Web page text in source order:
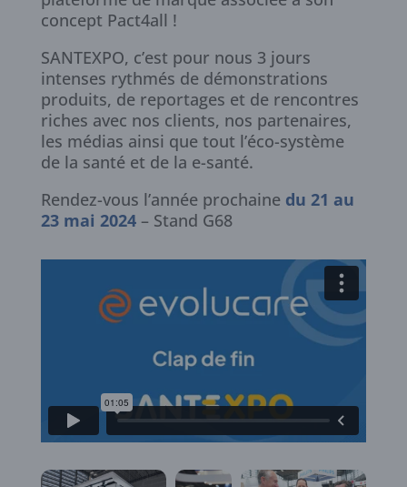
concept Pact4all !
SANTEXPO, c’est pour nous 3 jours
intenses rythmés de démonstrations
produits, de reportages et de rencontres
riches avec nos clients, nos partenaires,
les médias ainsi que tout l’éco-système
de la santé et de la e-santé.
Rendez-vous l’année prochaine du 21 au
23 mai 2024– Stand G68